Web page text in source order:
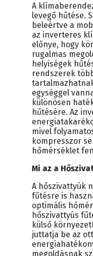
A
levegő hűtése.
beleértve a
az inverteres
előnye, hogy
rugalmas
helyiségek
rendszerek
egységgel
különösen
hűtésére. Az
mivel
kompresszor
hőmérséklet
Mi az a
A hőszivattyúk
fűtésre is
optimális
hőszivattyús
külső
juttatja be az
megoldásnak